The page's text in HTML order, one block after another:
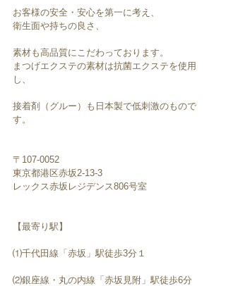
お客様の安全・安心を第一に考え、
衛生面や持ちの良さ、
素材も高品質にこだわっております。
まつげエクステの素材は抗菌エクステを使用
し、
接着剤（グルー）も日本製で低刺激のもので
す。
〒107-0052
東京都港区赤坂2-13-3
レックス赤坂レジデンス806号室
【最寄り駅】
⑴千代田線「赤坂」駅徒歩3分１
⑵銀座線・丸の内線「赤坂見附」駅徒歩6分